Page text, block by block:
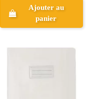
Ajouter au
panier